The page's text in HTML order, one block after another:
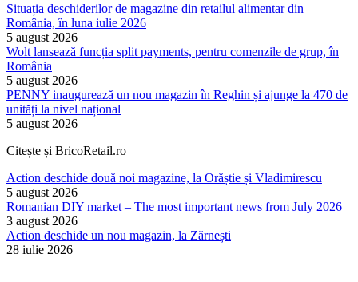
Situația deschiderilor de magazine din retailul alimentar din
România, în luna iulie 2026
5 august 2026
Wolt lansează funcția split payments, pentru comenzile de grup, în
România
5 august 2026
PENNY inaugurează un nou magazin în Reghin și ajunge la 470 de
unități la nivel național
5 august 2026
Citește și BricoRetail.ro
Action deschide două noi magazine, la Orăștie și Vladimirescu
5 august 2026
Romanian DIY market – The most important news from July 2026
3 august 2026
Action deschide un nou magazin, la Zărnești
28 iulie 2026